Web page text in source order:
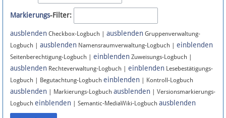
Bluesky
Facebook
Instagram
Anmelden
Markierungs-Filter:
ausblenden Checkbox-Logbuch | ausblenden Gruppenverwaltung-
Logbuch | ausblenden Namensraumverwaltung-Logbuch | einblenden
Seitenberechtigung-Logbuch | einblenden Zuweisungs-Logbuch |
ausblenden Rechteverwaltung-Logbuch | einblenden Lesebestätigungs-
Logbuch | Begutachtung-Logbuch einblenden | Kontroll-Logbuch
ausblenden | Markierungs-Logbuch ausblenden | Versionsmarkierungs-
Logbuch einblenden | Semantic-MediaWiki-Logbuch ausblenden